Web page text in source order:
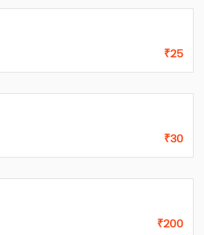
₹25
₹30
₹200